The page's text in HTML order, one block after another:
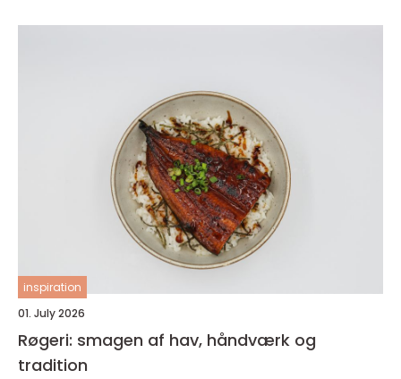
inspiration
01. July 2026
Røgeri: smagen af hav, håndværk og
tradition